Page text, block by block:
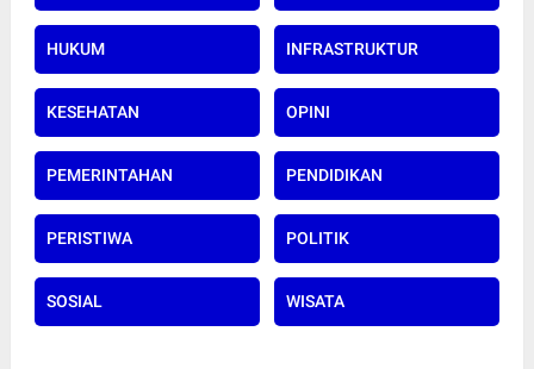
HUKUM INFRASTRUKTUR
KESEHATAN OPINI
PEMERINTAHAN PENDIDIKAN
PERISTIWA POLITIK
SOSIAL WISATA